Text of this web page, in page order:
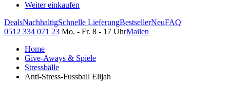
Weiter einkaufen
DealsNachhaltigSchnelle LieferungBestsellerNeuFAQ
0512 334 071 23 Mo. - Fr. 8 - 17 UhrMailen
Home
Give-Aways & Spiele
Stressbälle
Anti-Stress-Fussball Elijah